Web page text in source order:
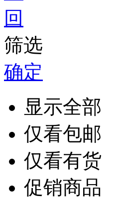
筛选
确定
显示全部
仅看包邮
仅看有货
促销商品